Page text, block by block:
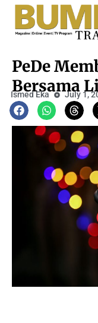
PeDe
Bersama
Ismed Eka July 1,